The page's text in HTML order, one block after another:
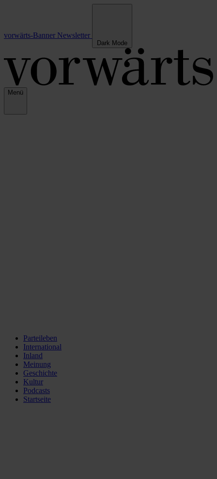
vorwärts-Banner Newsletter
Dark Mode
Menü
Parteileben
International
Inland
Meinung
Geschichte
Kultur
Podcasts
Startseite